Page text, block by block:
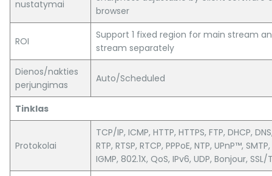
nustatymai
browser
ROI
Support 1 fixed region for main stream
stream separately
Dienos/nakties
perjungimas
Auto/Scheduled
Tinklas
Protokolai
TCP/IP, ICMP, HTTP, HTTPS, FTP, DHCP,
RTP, RTSP, RTCP, PPPoE, NTP, UPnP™,
IGMP, 802.1X, QoS, IPv6, UDP, Bonjour, SSL/